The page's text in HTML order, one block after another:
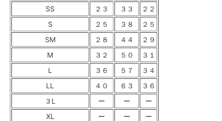
SS
２３ ３３
２２
S
２５ ３８
２５
SM
２８ ４４
２９
M
３２ ５０
３１
L
３６ ５７
３４
LL
４０ ６３
３６
３L
ー ー
ー
XL
ー ー
ー